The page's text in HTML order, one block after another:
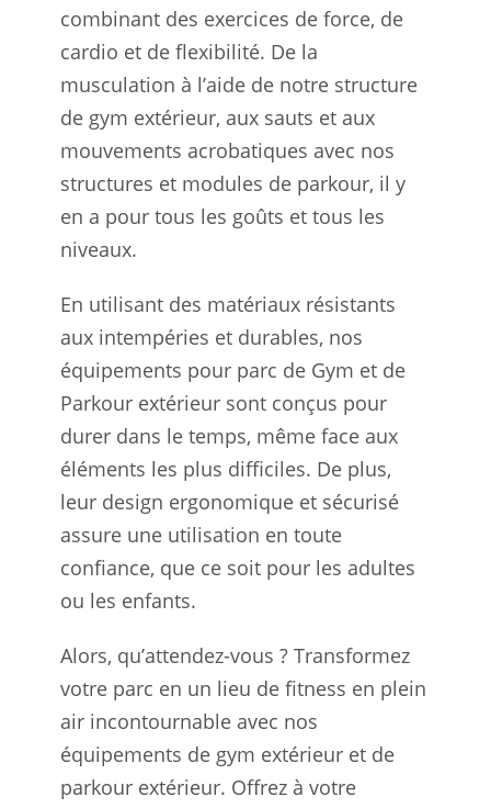
combinant des exercices de force, de
cardio et de flexibilité. De la
musculation à l’aide de notre structure
de gym extérieur, aux sauts et aux
mouvements acrobatiques avec nos
structures et modules de parkour, il y
en a pour tous les goûts et tous les
niveaux.
En utilisant des matériaux résistants
aux intempéries et durables, nos
équipements pour parc de Gym et de
Parkour extérieur sont conçus pour
durer dans le temps, même face aux
éléments les plus difficiles. De plus,
leur design ergonomique et sécurisé
assure une utilisation en toute
confiance, que ce soit pour les adultes
ou les enfants.
Alors, qu’attendez-vous ? Transformez
votre parc en un lieu de fitness en plein
air incontournable avec nos
équipements de gym extérieur et de
parkour extérieur. Offrez à votre